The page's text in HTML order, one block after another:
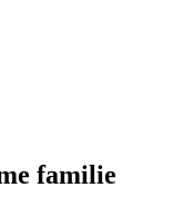
familie